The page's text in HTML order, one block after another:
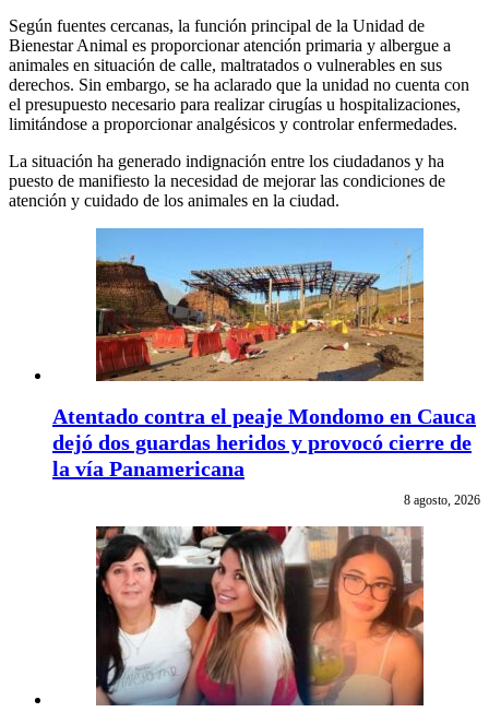
Según fuentes cercanas, la función principal de la Unidad de
Bienestar Animal es proporcionar atención primaria y albergue a
animales en situación de calle, maltratados o vulnerables en sus
derechos. Sin embargo, se ha aclarado que la unidad no cuenta con
el presupuesto necesario para realizar cirugías u hospitalizaciones,
limitándose a proporcionar analgésicos y controlar enfermedades.
La situación ha generado indignación entre los ciudadanos y ha
puesto de manifiesto la necesidad de mejorar las condiciones de
atención y cuidado de los animales en la ciudad.
Atentado contra el peaje Mondomo en Cauca
dejó dos guardas heridos y provocó cierre de
la vía Panamericana
8 agosto, 2026